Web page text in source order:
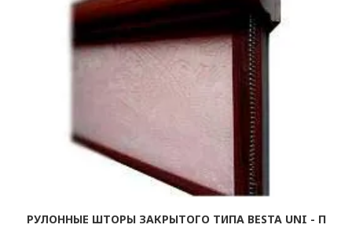
РУЛОННЫЕ ШТОРЫ ЗАКРЫТОГО ТИПА BESTA UNI - П